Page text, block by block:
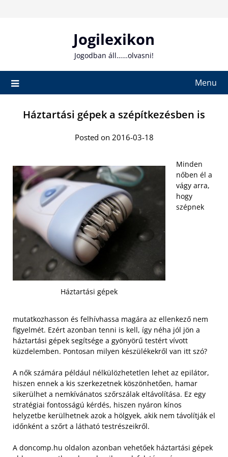
Jogilexikon
Jogodban áll……olvasni!
Menu
Háztartási gépek a szépítkezésben is
Posted on 2016-03-18
Háztartási gépek
Minden
nőben él a
vágy arra,
hogy
szépnek
mutatkozhasson és felhívhassa magára az ellenkező nem
figyelmét. Ezért azonban tenni is kell, így néha jól jön a
háztartási gépek segítsége a gyönyörű testért vívott
küzdelemben. Pontosan milyen készülékekről van itt szó?
A nők számára például nélkülözhetetlen lehet az epilátor,
hiszen ennek a kis szerkezetnek köszönhetően, hamar
sikerülhet a nemkívánatos szőrszálak eltávolítása. Ez egy
stratégiai fontosságú kérdés, hiszen nyáron kínos
helyzetbe kerülhetnek azok a hölgyek, akik nem távolítják el
időnként a szőrt a látható testrészeikről.
A doncomp.hu oldalon azonban vehetőek háztartási gépek